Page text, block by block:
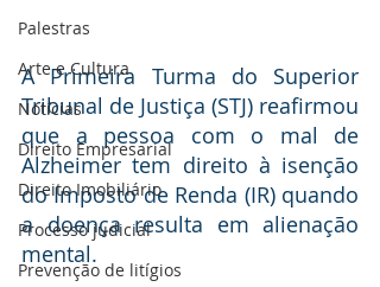
Palestras
Arte e Cultura
Notícias
Direito Empresarial
Direito Imobiliário
Processo judicial
Prevenção de litígios
A Primeira Turma do Superior
Tribunal de Justiça (STJ) reafirmou
que a pessoa com o mal de
Alzheimer tem direito à isenção
do Imposto de Renda (IR) quando
a doença resulta em alienação
mental.